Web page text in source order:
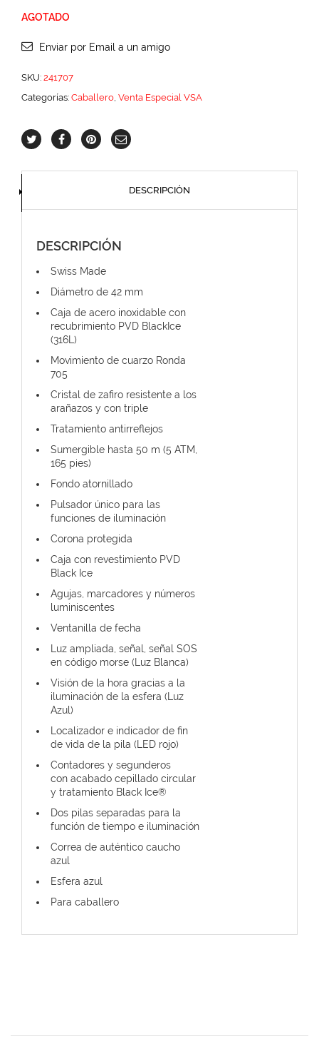
AGOTADO
Enviar por Email a un amigo
SKU: 241707
Categorías: Caballero, Venta Especial VSA
DESCRIPCIÓN
DESCRIPCIÓN
Swiss Made
Diámetro de 42 mm
Caja de acero inoxidable con
recubrimiento PVD BlackIce
(316L)
Movimiento de cuarzo Ronda
705
Cristal de zafiro resistente a los
arañazos y con triple
Tratamiento antirreflejos
Sumergible hasta 50 m (5 ATM,
165 pies)
Fondo atornillado
Pulsador único para las
funciones de iluminación
Corona protegida
Caja con revestimiento PVD
Black Ice
Agujas, marcadores y números
luminiscentes
Ventanilla de fecha
Luz ampliada, señal, señal SOS
en código morse (Luz Blanca)
Visión de la hora gracias a la
iluminación de la esfera (Luz
Azul)
Localizador e indicador de fin
de vida de la pila (LED rojo)
Contadores y segunderos
con acabado cepillado circular
y tratamiento Black Ice®
Dos pilas separadas para la
función de tiempo e iluminación
Correa de auténtico caucho
azul
Esfera azul
Para caballero